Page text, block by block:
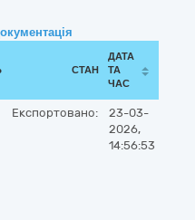
СТАН
ДАТА
ТА
ЧАС
Експортовано:
23-03-
2026,
14:56:53